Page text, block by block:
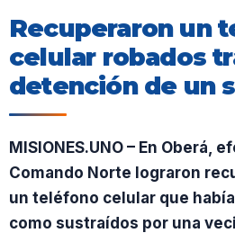
Recuperaron un
celular robados
detención de un
MISIONES.UNO – En Oberá,
Comando Norte lograron
un teléfono celular que
como sustraídos por una